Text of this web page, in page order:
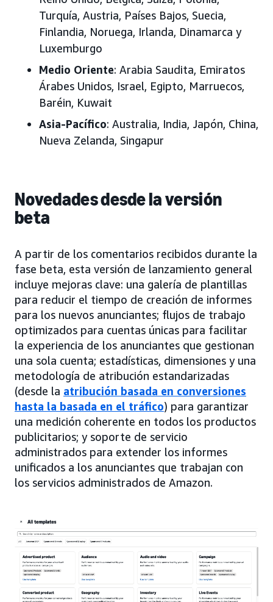
Turquía, Austria, Países Bajos, Suecia,
Finlandia, Noruega, Irlanda, Dinamarca y
Luxemburgo
Medio Oriente: Arabia Saudita, Emiratos
Árabes Unidos, Israel, Egipto, Marruecos,
Baréin, Kuwait
Asia-Pacífico: Australia, India, Japón, China,
Nueva Zelanda, Singapur
Novedades desde la versión
beta
A partir de los comentarios recibidos durante la
fase beta, esta versión de lanzamiento general
incluye mejoras clave: una galería de plantillas
para reducir el tiempo de creación de informes
para los nuevos anunciantes; flujos de trabajo
optimizados para cuentas únicas para facilitar
la experiencia de los anunciantes que gestionan
una sola cuenta; estadísticas, dimensiones y una
metodología de atribución estandarizadas
(desde la atribución basada en conversiones
hasta la basada en el tráfico) para garantizar
una medición coherente en todos los productos
publicitarios; y soporte de servicio
administrados para extender los informes
unificados a los anunciantes que trabajan con
los servicios administrados de Amazon.